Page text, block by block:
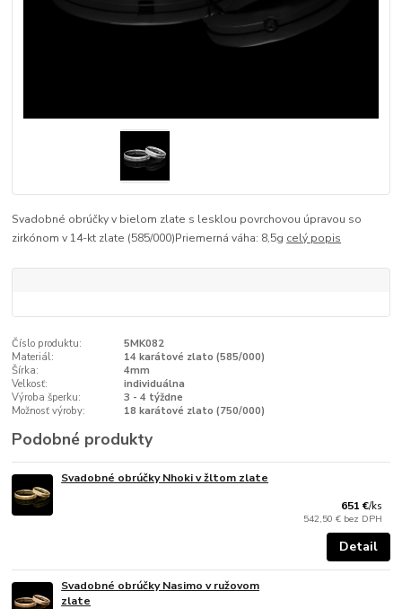
Svadobné obrúčky v bielom zlate s lesklou povrchovou úpravou so
zirkónom v 14-kt zlate (585/000)Priemerná váha: 8,5g celý popis
Číslo produktu:
5MK082
Materiál:
14 karátové zlato (585/000)
Šírka:
4mm
Velkosť:
individuálna
Výroba šperku:
3 - 4 týždne
Možnosť výroby:
18 karátové zlato (750/000)
Podobné produkty
Svadobné obrúčky Nhoki v žltom zlate
651 €/ks
542,50 € bez DPH
Detail
Svadobné obrúčky Nasimo v ružovom
zlate